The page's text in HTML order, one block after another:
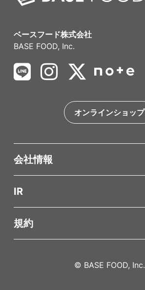
ベースフード株式会社
BASE FOOD, Inc.
オンラインショップ
会社情報
IR
規約
© BASE FOOD, Inc.